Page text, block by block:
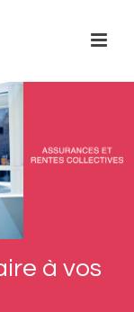
à vos